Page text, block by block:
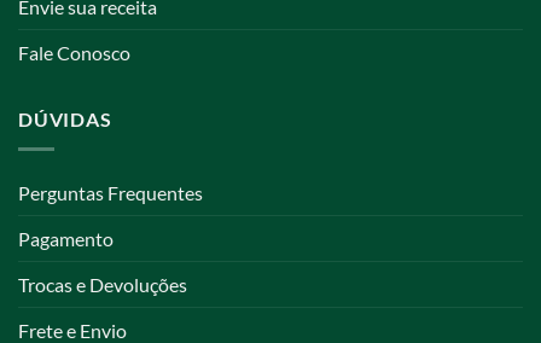
Envie sua receita
Fale Conosco
DÚVIDAS
Perguntas Frequentes
Pagamento
Trocas e Devoluções
Frete e Envio